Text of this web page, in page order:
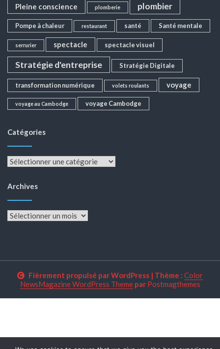
Pleine conscience plomberie plombier
Pompe à chaleur restaurant santé Santé mentale
serrurier spectacle spectacle visuel
Stratégie d'entreprise Stratégie Digitale
transformation numérique volets roulants voyage
voyage au Cambodge voyage Cambodge
Catégories
Catégories
Archives
Archives
Fièrement propulsé par WordPress | Thème : Color
NewsMagazine WordPress Themepar Postmagthemes